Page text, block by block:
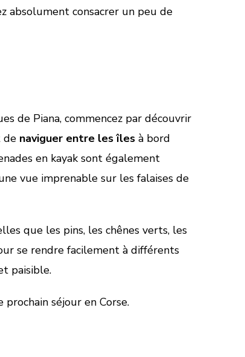
absolument consacrer un peu de
de Piana, commencez par découvrir
de naviguer entre les îles à bord
en kayak sont également
vue imprenable sur les falaises de
que les pins, les chênes verts, les
se rendre facilement à différents
paisible.
séjour en Corse.